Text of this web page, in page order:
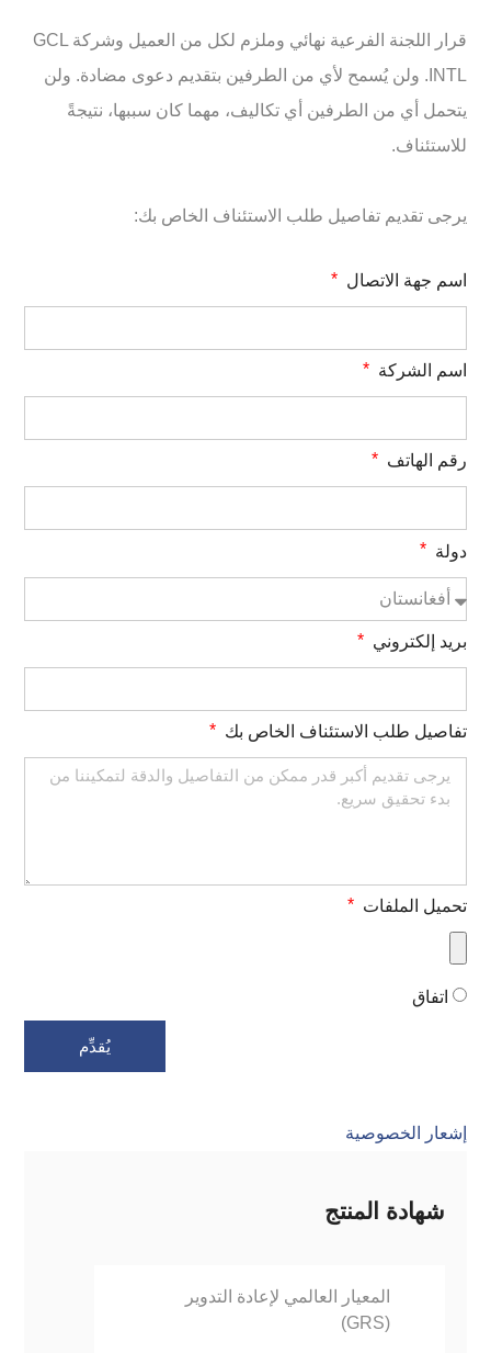
شهادة المنتج
المعيار العالمي لإعادة التدوير
(GRS)
قرار اللجنة الفرعية نهائي وملزم لكل من العميل وشركة GCL
INTL. ولن يُسمح لأي من الطرفين بتقديم دعوى مضادة. ولن
يتحمل أي من الطرفين أي تكاليف، مهما كان سببها، نتيجةً
للاستئناف.
يرجى تقديم تفاصيل طلب الاستئناف الخاص بك:
اسم جهة الاتصال
اسم الشركة
رقم الهاتف
دولة
بريد إلكتروني
تفاصيل طلب الاستئناف الخاص بك
تحميل الملفات
اتفاق
يُقدِّم
إشعار الخصوصية